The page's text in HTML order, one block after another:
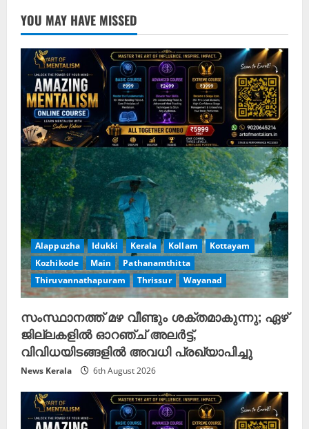
YOU MAY HAVE MISSED
Alappuzha Idukki Kerala Kollam
Kottayam
Kozhikode
Main
Pathanamthitta
Thiruvannathapuram
Thrissur Wayanad
സംസ്ഥാനത്ത് മഴ വീണ്ടും ശക്തമാകുന്നു; ഏഴ്
ജില്ലകളിൽ ഓറഞ്ച് അലർട്ട്,
വിവിധയിടങ്ങളിൽ അവധി പ്രഖ്യാപിച്ചു
News Kerala 6th August 2026